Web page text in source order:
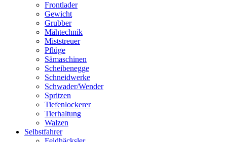
Frontlader
Gewicht
Grubber
Mähtechnik
Miststreuer
Pflüge
Sämaschinen
Scheibenegge
Schneidwerke
Schwader/Wender
Spritzen
Tiefenlockerer
Tierhaltung
Walzen
Selbstfahrer